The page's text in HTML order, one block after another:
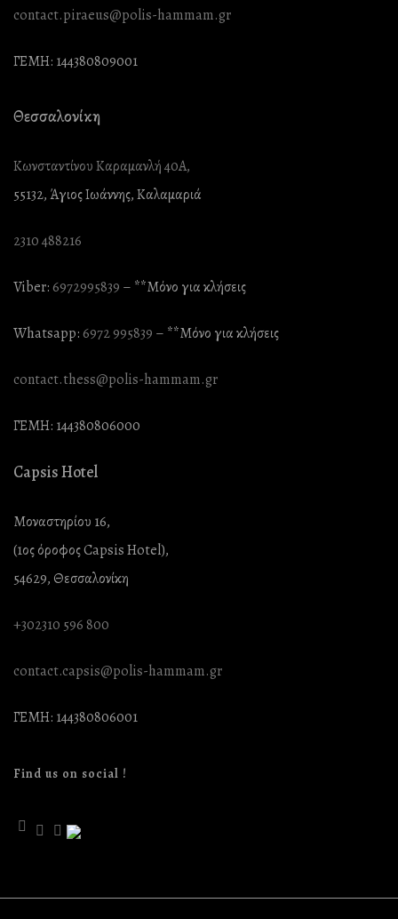
contact.piraeus@polis-hammam.gr
ΓΕΜΗ: 144380809001
Θεσσαλονίκη
Κωνσταντίνου Καραμανλή 40Α,
55132, Άγιος Ιωάννης, Καλαμαριά
2310 488216
Viber:6972995839 – **Mόνο για κλήσεις
Whatsapp:6972 995839 – **Mόνο για κλήσεις
contact.thess@polis-hammam.gr
ΓΕΜΗ: 144380806000
Capsis Hotel
Μοναστηρίου 16,
(1ος όροφος Capsis Hotel),
54629, Θεσσαλονίκη
+302310 596 800
contact.capsis@polis-hammam.gr
ΓΕΜΗ: 144380806001
Find us on social !